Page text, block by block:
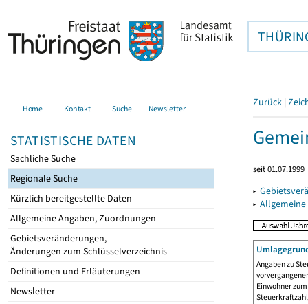
Home Kontakt Suche Newsletter
STATISTISCHE DATEN
Sachliche Suche
Regionale Suche
Kürzlich bereitgestellte Daten
Allgemeine Angaben, Zuordnungen
Gebietsveränderungen,
Änderungen zum Schlüsselverzeichnis
Definitionen und Erläuterungen
Newsletter
Zurück |
seit 01.07.1999
▸
▸
Angaben zu
Einwohner